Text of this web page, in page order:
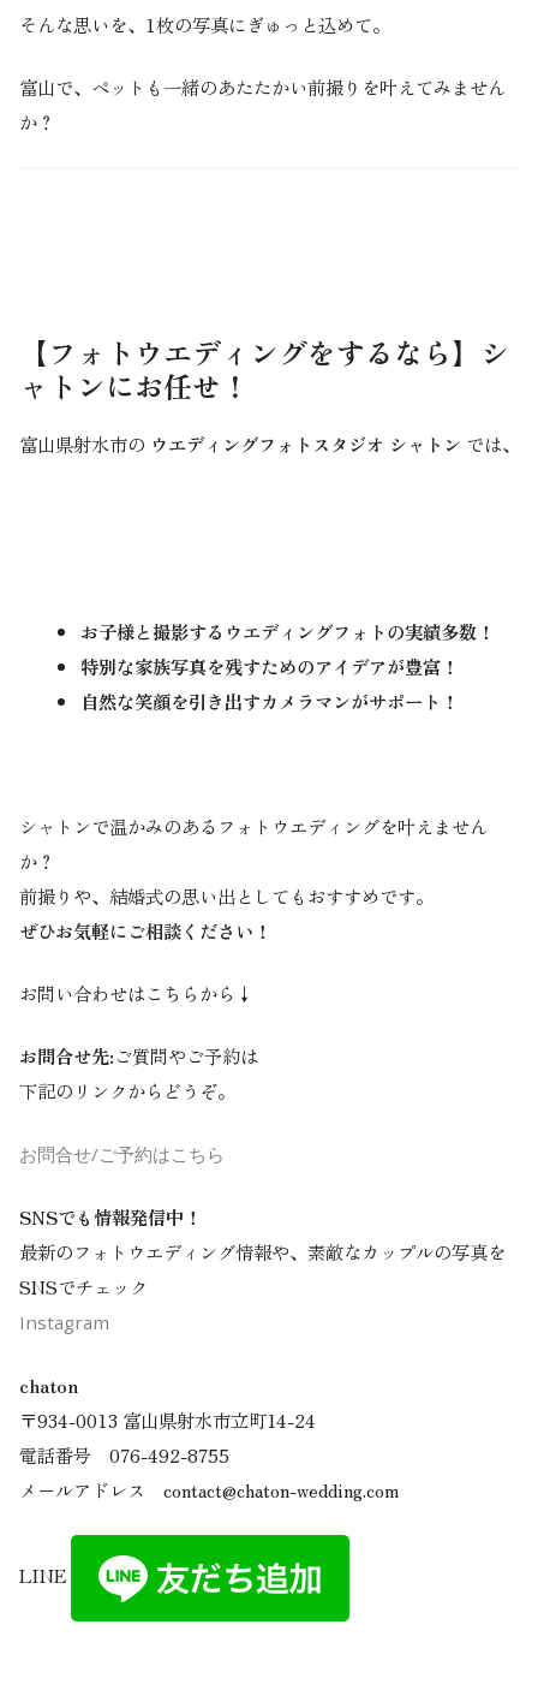
そんな思いを、1枚の写真にぎゅっと込めて。
富山で、ペットも一緒のあたたかい前撮りを叶えてみません
か？
【フォトウエディングをするなら】シ
ャトンにお任せ！
富山県射水市の ウエディングフォトスタジオ シャトン では、
お子様と撮影するウエディングフォトの実績多数！
特別な家族写真を残すためのアイデアが豊富！
自然な笑顔を引き出すカメラマンがサポート！
シャトンで温かみのあるフォトウエディングを叶えません
か？
前撮りや、結婚式の思い出としてもおすすめです。
ぜひお気軽にご相談ください！
お問い合わせはこちらから↓
お問合せ先:ご質問やご予約は
下記のリンクからどうぞ。
お問合せ/ご予約はこちら
SNSでも情報発信中！
最新のフォトウエディング情報や、素敵なカップルの写真を
SNSでチェック
Instagram
chaton
〒934-0013 富山県射水市立町14-24
電話番号 076-492-8755
メールアドレス contact@chaton-wedding.com
LINE